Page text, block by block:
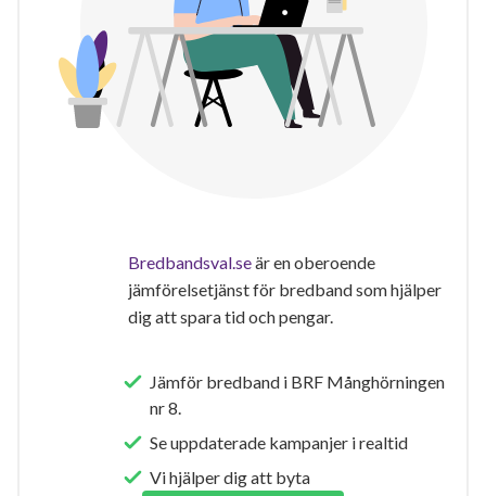
Bredbandsval.seär en oberoende
jämförelsetjänst för bredband som hjälper
dig att spara tid och pengar.
Jämför bredband i BRF Månghörningen
nr 8.
Se uppdaterade kampanjer i realtid
Vi hjälper dig att byta